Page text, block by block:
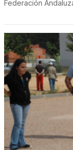
Federación